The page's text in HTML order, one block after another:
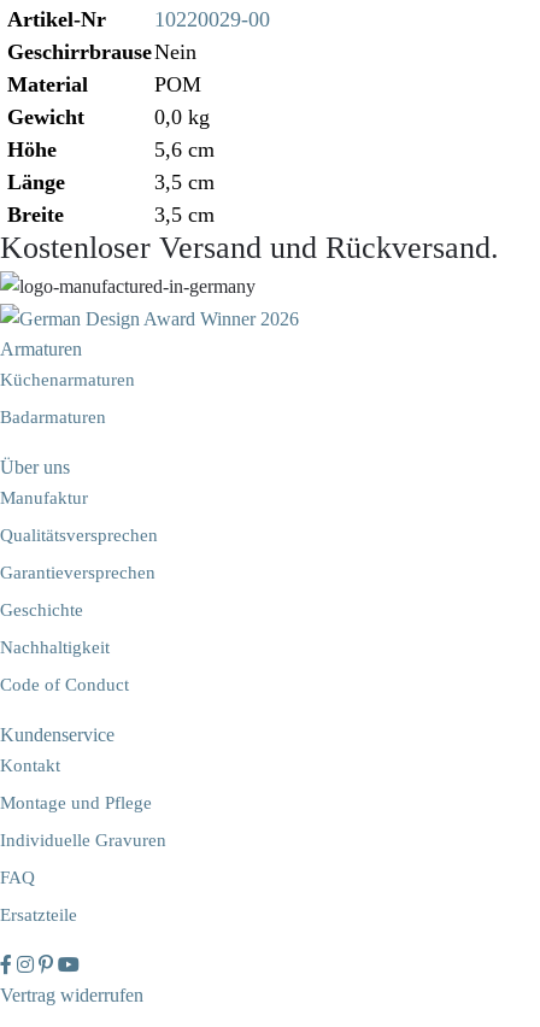
Artikel-Nr
10220029-00
GeschirrbrauseNein
Material
POM
Gewicht
0,0 kg
Höhe
5,6 cm
Länge
3,5 cm
Breite
3,5 cm
Kostenloser Versand und Rückversand.
Armaturen
Küchenarmaturen
Badarmaturen
Über uns
Manufaktur
Qualitätsversprechen
Garantieversprechen
Geschichte
Nachhaltigkeit
Code of Conduct
Kundenservice
Kontakt
Montage und Pflege
Individuelle Gravuren
FAQ
Ersatzteile
Vertrag widerrufen